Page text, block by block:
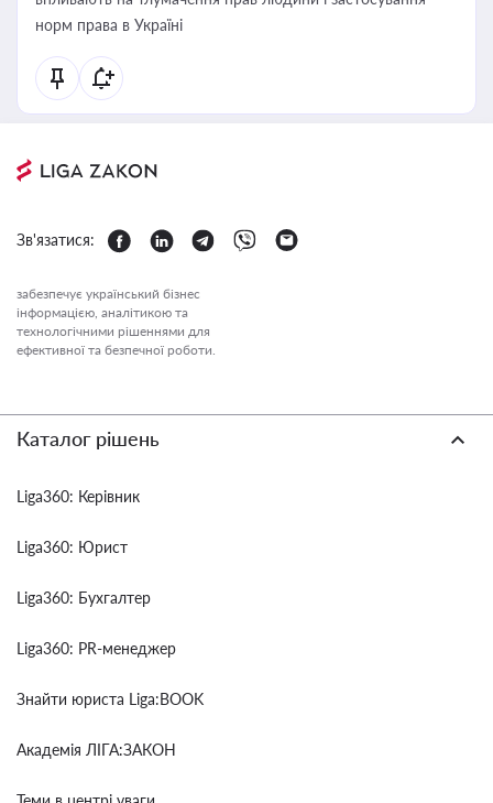
норм права в Україні
Зв'язатися:
забезпечує український бізнес
інформацією, аналітикою та
технологічними рішеннями для
ефективної та безпечної роботи.
Каталог рішень
Liga360: Керівник
Liga360: Юрист
Liga360: Бухгалтер
Liga360: PR-менеджер
Знайти юриста Liga:BOOK
Академія ЛІГА:ЗАКОН